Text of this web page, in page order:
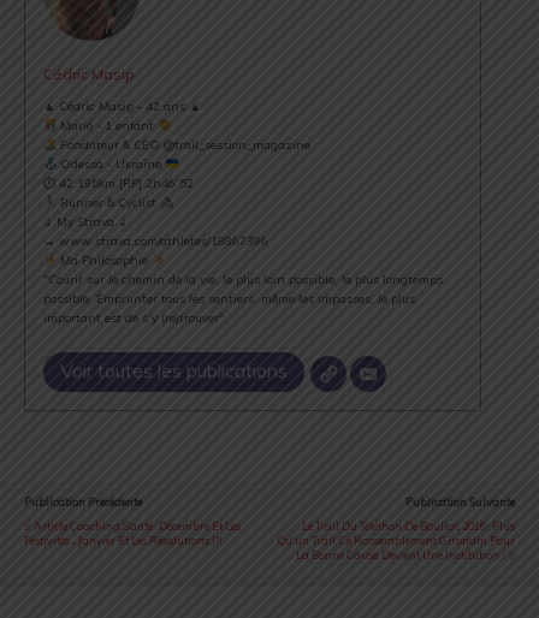
Cédric Masip
▲ Cédric Masip - 42 ans ▲
Marié - 1 enfant
Fondateur & CEO @trail_session_magazine
Odessa - Ukraine
⏱ 42.195km [RP] 2h46’52
Runner & Cyclist
⇣ My Strava ⇣
→ www.strava.com/athletes/18867396
Ma Philosophie
"Courir sur le chemin de la vie, le plus loin possible, le plus longtemps
possible. Emprunter tous les sentiers, même les impasses, le plus
important est de s’y (re)trouver".
Voir toutes les publications
Publication Précédente
Article Coaching/Santé : Décembre Et Les
Festivités ... Janvier Et Les Résolutions !!!
Publication Suivante
Le Trail Du Téléthon De Bouliac 2016 : Plus
Qu'un Trail, Ce Rassemblement Girondin Pour
La Bonne Cause, Devient Une Institution !